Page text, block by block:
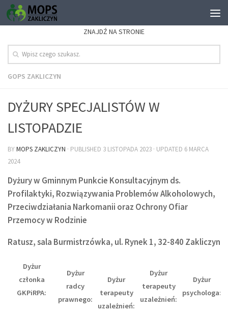
ZNAJDŹ NA STRONIE
GOPS ZAKLICZYN
DYŻURY SPECJALISTÓW W
LISTOPADZIE
BYMOPS ZAKLICZYN · PUBLISHED 3 LISTOPADA 2023 · UPDATED 6 MARCA
2024
Dyżury w Gminnym Punkcie Konsultacyjnym ds.
Profilaktyki, Rozwiązywania Problemów Alkoholowych,
Przeciwdziałania Narkomanii oraz Ochrony Ofiar
Przemocy w Rodzinie
Ratusz, sala Burmistrzówka, ul. Rynek 1, 32-840 Zakliczyn
Dyżur
członka
GKPiRPA:
Dyżur
radcy
prawnego:
Dyżur
terapeuty
uzależnień:
Dyżur
terapeuty
uzależnień:
Dyżur
psychologa: